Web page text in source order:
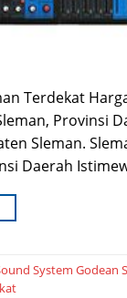
Terdekat
Provinsi
Sleman.
Daerah
System Godean